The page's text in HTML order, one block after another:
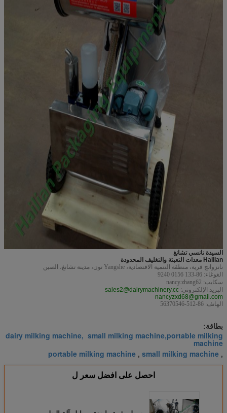
السيدة نانسي تشانغ
Hailian معدات التعبئة والتغليف المحدودة
نانزوانج قرية، منطقة التنمية الاقتصادية، Yangshe تون، مدينة تشانغ، الصين
الغوغاء: 86-133 0156 9240
سكايب: nancy.zhang62
البريد الإلكتروني: sales2@dairymachinery.cc
nancyzxd68@gmail.com
الهاتف: 86-512-56370546
بطاقة:
dairy milking machine, small milking machine,portable milking
machine
,
small milking machine
,
portable milking machine
احصل على افضل سعر ل